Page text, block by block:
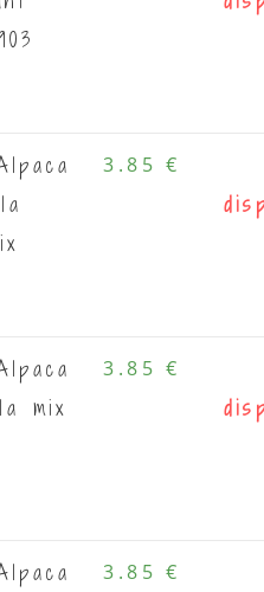
3.85 €
mix
3.85 €
3.85 €